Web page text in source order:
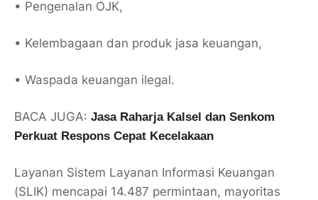
• Pengenalan OJK,
• Kelembagaan dan produk jasa keuangan,
• Waspada keuangan ilegal.
BACA JUGA: Jasa Raharja Kalsel dan Senkom
Perkuat Respons Cepat Kecelakaan
Layanan Sistem Layanan Informasi Keuangan
(SLIK) mencapai 14.487 permintaan, mayoritas